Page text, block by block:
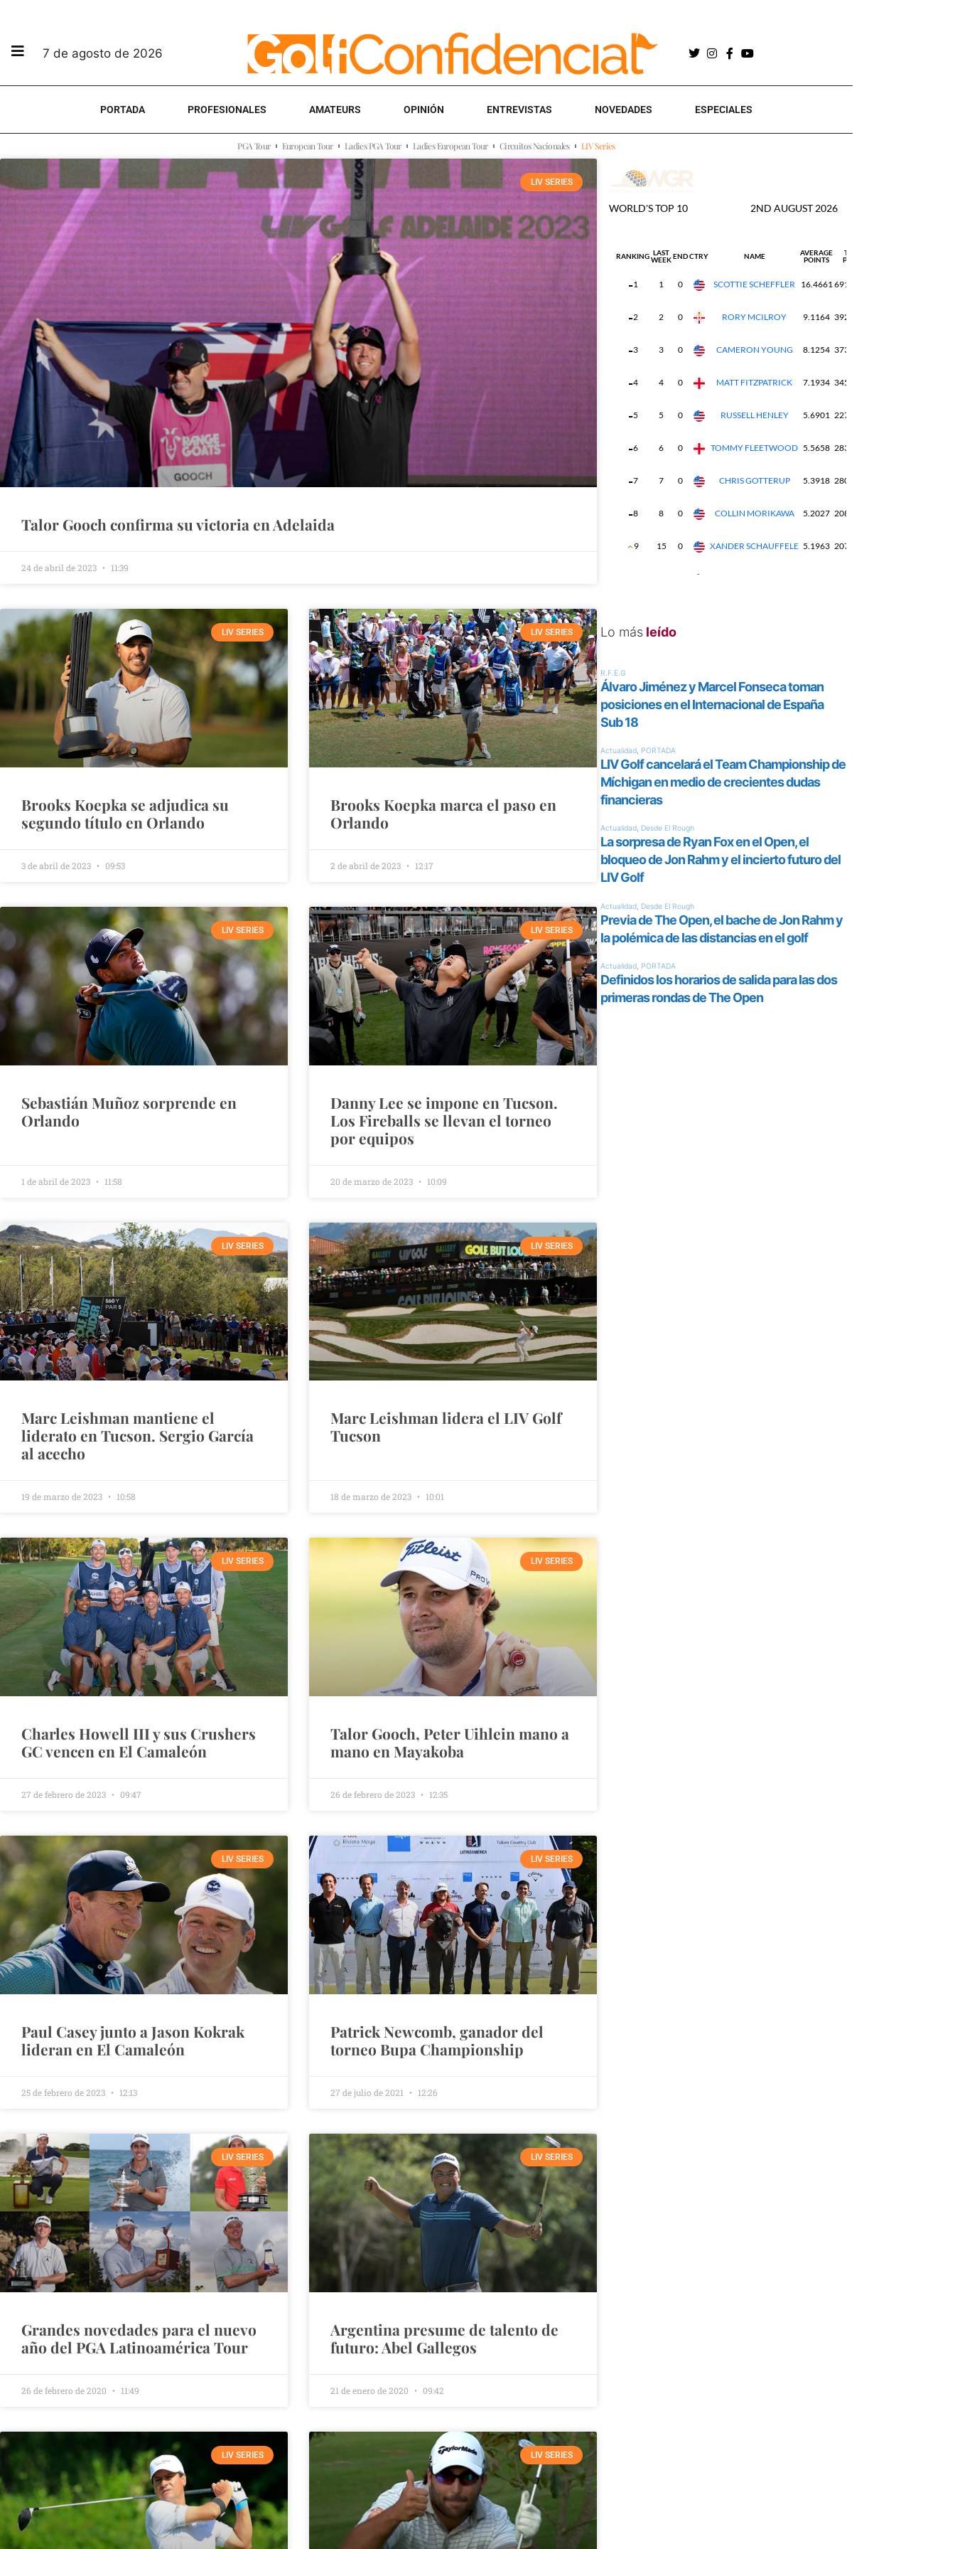
7 de agosto de 2026
PORTADA PROFESIONALES AMATEURS OPINIÓN ENTREVISTAS NOVEDADES ESPECIALES
PGA Tour European Tour Ladies PGA Tour Ladies European Tour Circuitos Nacionales LIV Series
LIV SERIES
Talor Gooch confirma su victoria en Adelaida
24 de abril de 2023 11:39
LIV SERIES
Brooks Koepka se adjudica su
segundo título en Orlando
3 de abril de 2023 09:53
LIV SERIES
Brooks Koepka marca el paso en
Orlando
2 de abril de 2023 12:17
LIV SERIES
Sebastián Muñoz sorprende en
Orlando
1 de abril de 2023 11:58
LIV SERIES
Danny Lee se impone en Tucson.
Los Fireballs se llevan el torneo
por equipos
20 de marzo de 2023 10:09
LIV SERIES
Marc Leishman mantiene el
liderato en Tucson. Sergio García
al acecho
19 de marzo de 2023 10:58
LIV SERIES
Marc Leishman lidera el LIV Golf
Tucson
18 de marzo de 2023 10:01
LIV SERIES
Charles Howell III y sus Crushers
GC vencen en El Camaleón
27 de febrero de 2023 09:47
LIV SERIES
Talor Gooch, Peter Uihlein mano a
mano en Mayakoba
26 de febrero de 2023 12:35
LIV SERIES
Paul Casey junto a Jason Kokrak
lideran en El Camaleón
25 de febrero de 2023 12:13
LIV SERIES
Patrick Newcomb, ganador del
torneo Bupa Championship
27 de julio de 2021 12:26
LIV SERIES
Grandes novedades para el nuevo
año del PGA Latinoamérica Tour
26 de febrero de 2020 11:49
LIV SERIES
Argentina presume de talento de
futuro: Abel Gallegos
21 de enero de 2020 09:42
LIV SERIES LIV SERIES
Lo más leído